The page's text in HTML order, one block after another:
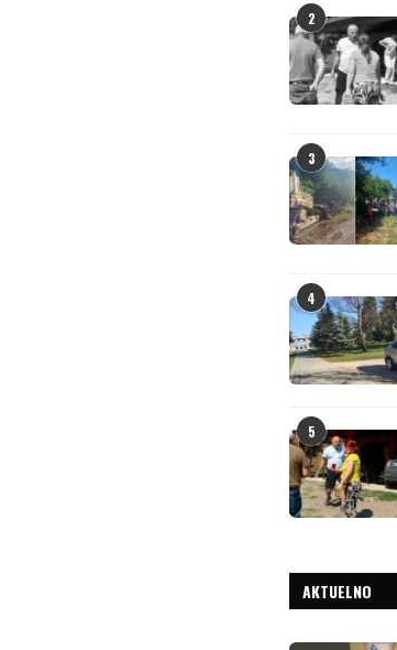
2
3
4
5
AKTUELNO